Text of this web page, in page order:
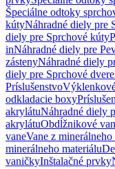
Špeciálne odtoky
kútyNáhradné diely pre
diely pre Sprchové kúty
inNáhradné diely pre
zástenyNáhradné diely
diely pre Sprchové dvere
Príslušenstvo
odkladacie boxy
akrylátuNáhradné diely
akrylátuObdĺžnikové
vaneVane z minerálneho
minerálneho materiálu
vaničkyInštalačné prvky